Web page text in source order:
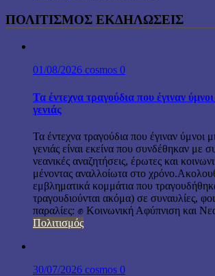
ΠΟΛΙΤΙΣΜΟΣ ΕΚΔΗΛΩΣΕΙΣ
01/08/2026 cosmos 0
Τα έντεχνα τραγούδια που έγιναν
γενιάς
Τα έντεχνα τραγούδια που έγιναν ύμνοι
γενιάς είναι εκείνα που συνδέθηκαν με
νεανικές αναζητήσεις, έρωτες και
μένοντας αναλλοίωτα στο
εμβληματικά κομμάτια που
τραγουδιούνται ακόμα) σε συναυλίες,
παραλίες: ✊ Κοινωνική Αφύπνιση και
Πολιτισμός
30/07/2026 cosmos 0